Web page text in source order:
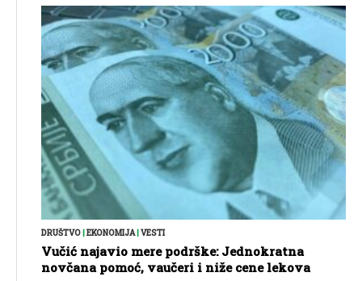
DRUŠTVO|EKONOMIJA|VESTI
Vučić najavio mere podrške: Jednokratna
novčana pomoć, vaučeri i niže cene lekova